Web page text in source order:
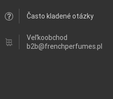
Často kladené otázky
Veľkoobchod
b2b@frenchperfumes.pl